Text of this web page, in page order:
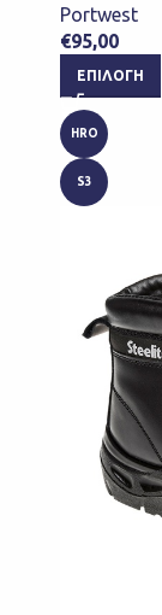
Portwest
€95,00
ΕΠΙΛΟΓΉ
HRO
S3